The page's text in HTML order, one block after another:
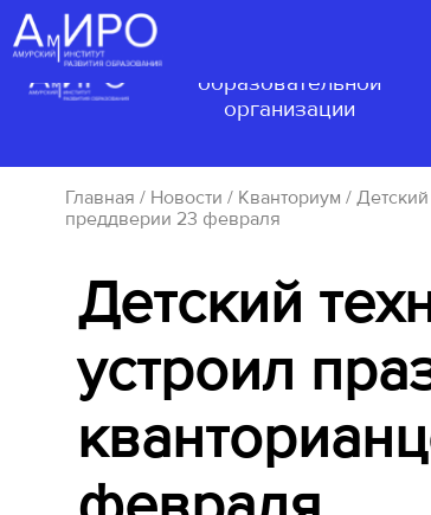
образовательной
организации
Главная / Новости / Кванториум /
преддверии 23 февраля
Детский
устроил